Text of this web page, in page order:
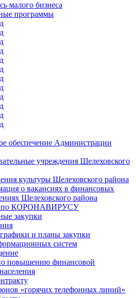
малого бизнеса
программы
обеспечение Администрации
учреждения Шелеховского
культуры Шелеховского района
о вакансиях в финансовых
Шелеховского района
по КОРОНАВИРУСУ
закупки
и планы закупки
систем
повышению финансовой
«горячих телефонных линий»